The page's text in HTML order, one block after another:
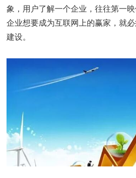
象，用户了解一个企业，往往第一
企业想要成为互联网上的赢家，就
建设。